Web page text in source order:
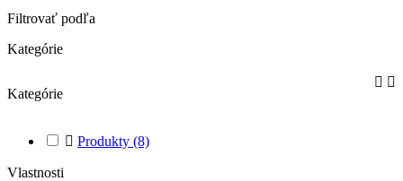
Filtrovať podľa
Kategórie
Kategórie
 
 Produkty (8)
Vlastnosti